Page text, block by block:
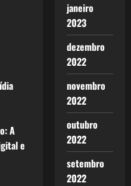
A
e
janeiro
2023
dezembro
2022
novembro
2022
outubro
2022
setembro
2022